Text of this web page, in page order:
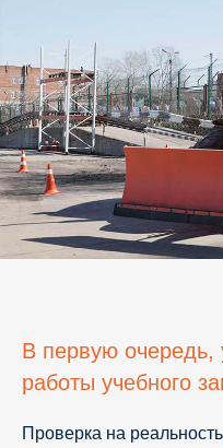
В первую очередь,
работы учебного
Проверка на